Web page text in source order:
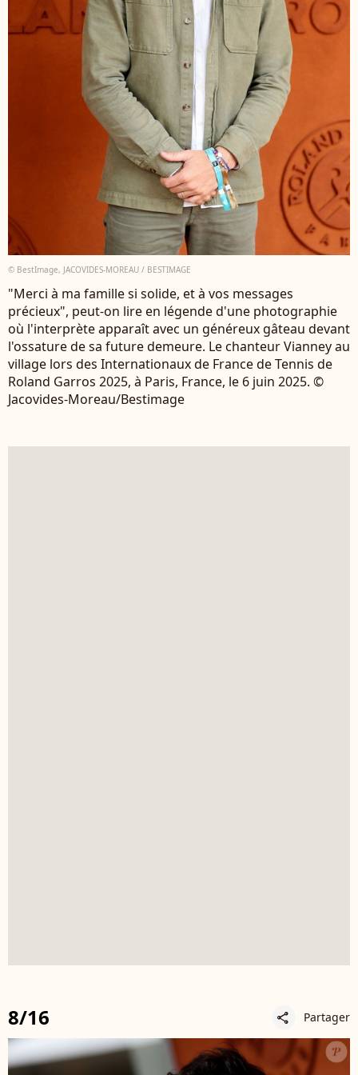
© BestImage, JACOVIDES-MOREAU / BESTIMAGE
"Merci à ma famille si solide, et à vos messages
précieux", peut-on lire en légende d'une photographie
où l'interprète apparaît avec un généreux gâteau devant
l'ossature de sa future demeure. Le chanteur Vianney au
village lors des Internationaux de France de Tennis de
Roland Garros 2025, à Paris, France, le 6 juin 2025. ©
Jacovides-Moreau/Bestimage
8/16 share Partager